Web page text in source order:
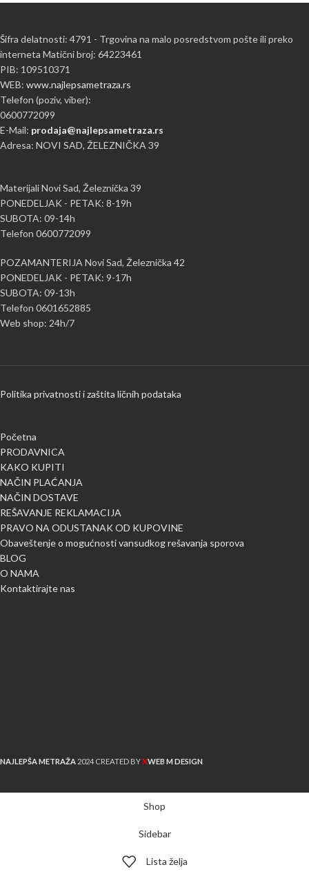
Šifra delatnosti: 4791 - Trgovina na malo posredstvom pošte ili preko
interneta Matični broj: 64223461
PIB: 109510371
WEB: www.najlepsametraza.rs
Telefon (poziv, viber):
0600772099
E-Mail: prodaja@najlepsametraza.rs
Adresa: NOVI SAD, ŽELEZNIČKA 39
Materijali Novi Sad, Železnička 39
PONEDELJAK - PETAK: 8-19h
SUBOTA: 09-14h
Telefon 0600772099
POZAMANTERIJA Novi Sad, Železnička 42
PONEDELJAK - PETAK: 9-17h
SUBOTA: 09-13h
Telefon 0601652885
Web shop: 24h/7
Politika privatnosti i zaštita ličnih podataka
Početna
PRODAVNICA
KAKO KUPITI
NAČIN PLAĆANJA
NAČIN DOSTAVE
REŠAVANJE REKLAMACIJA
PRAVO NA ODUSTANAK OD KUPOVINE
Obaveštenje o mogućnosti vansudkog rešavanja sporova
BLOG
O NAMA
Kontaktirajte nas
NAJLEPŠA METRAŽA 2024 CREATED BYXWEB M DESIGN
Shop
Sidebar
Lista želja